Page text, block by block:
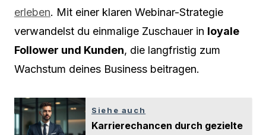
erleben. Mit einer klaren Webinar-Strategie
verwandelst du einmalige Zuschauer in loyale
Follower und Kunden, die langfristig zum
Wachstum deines Business beitragen.
Siehe auch
Karrierechancen durch gezielte